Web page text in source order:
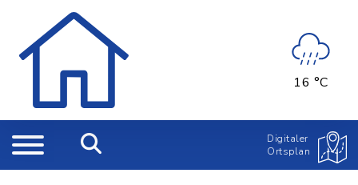
16 °C
Digitaler
Ortsplan